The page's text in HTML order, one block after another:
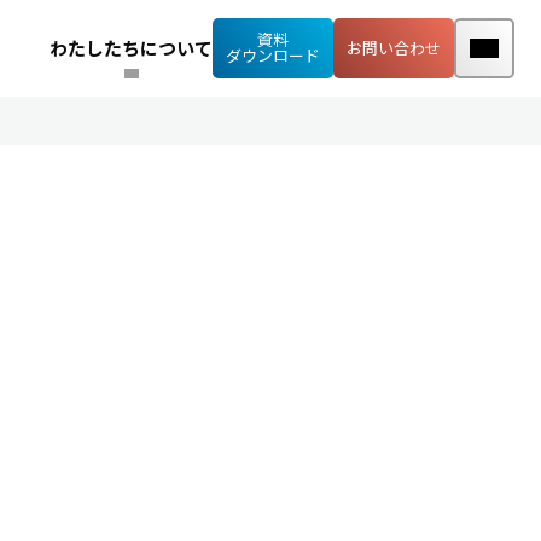
わたしたちについて
資料
ダウンロード
お問い合わせ